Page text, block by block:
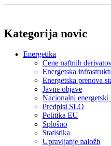
Kategorija novic
Energetika
Cene naftnih
Energetska
Energetska prenova
Javne objave
Nacionalni
Predpisi SLO
Politika EU
Splošno
Statistika
Upravljanje naložb